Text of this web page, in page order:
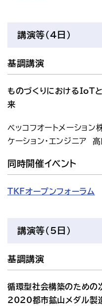
講演等(4日)
基調講演
ものづくりにおけるIoT
来
ベッコフオートメーション
ケーション・エンジニア　
同時開催イベント
TKFオープンフォーラム
講演等（5日）
基調講演
循環型社会構築のための
2020都市鉱山メダル製